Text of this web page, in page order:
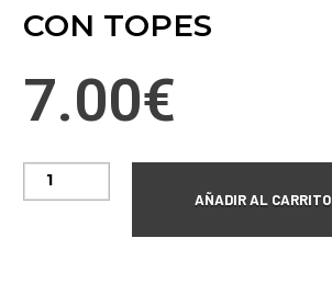
CON TOPES
7.00€
AÑADIR AL CARRITO